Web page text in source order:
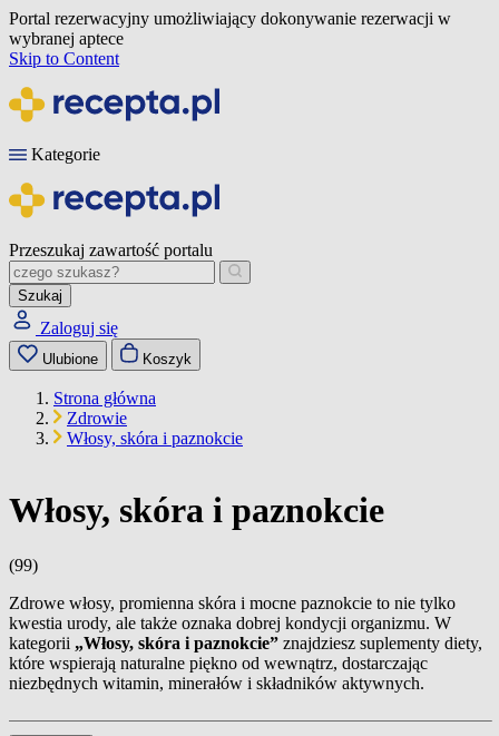
Portal rezerwacyjny umożliwiający dokonywanie rezerwacji w
wybranej aptece
Skip to Content
Kategorie
Przeszukaj zawartość portalu
Szukaj
Zaloguj się
Ulubione Koszyk
Strona główna
Zdrowie
Włosy, skóra i paznokcie
Włosy, skóra i paznokcie
(99)
Zdrowe włosy, promienna skóra i mocne paznokcie to nie tylko
kwestia urody, ale także oznaka dobrej kondycji organizmu. W
kategorii „Włosy, skóra i paznokcie” znajdziesz suplementy diety,
które wspierają naturalne piękno od wewnątrz, dostarczając
niezbędnych witamin, minerałów i składników aktywnych.